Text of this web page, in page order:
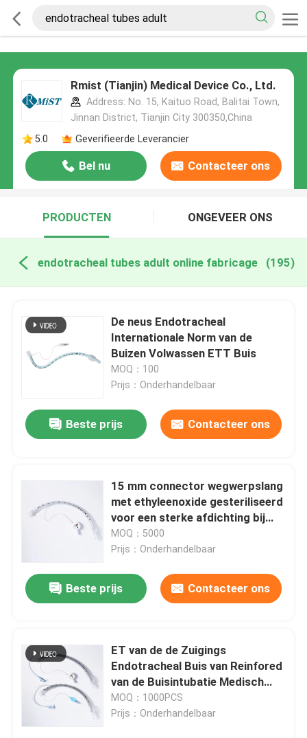
Rmist (Tianjin) Medical Device Co., Ltd.
Address: No. 15, Kaituo Road, Balitai Town,
Jinnan District, Tianjin City 300350,China
5.0
Geverifieerde Leverancier
Bel nu Contacteer ons
PRODUCTEN ONGEVEER ONS
endotracheal tubes adult online fabricage (195)
De neus Endotracheal
Internationale Norm van de
Buizen Volwassen ETT Buis
MOQ：100
Prijs：Onderhandelbaar
Beste prijs Contacteer ons
15 mm connector wegwerpslang
met ethyleenoxide gesteriliseerd
voor een sterke afdichting bij
volwassenen / kindermodellen
MOQ：5000
Prijs：Onderhandelbaar
Beste prijs Contacteer ons
ET van de de Zuigings
Endotracheal Buis van Reinfored
van de Buisintubatie Medisch
pvc
MOQ：1000PCS
Prijs：Onderhandelbaar